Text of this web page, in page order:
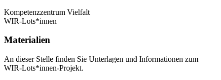
Kompetenzzentrum Vielfalt
WIR-Lots*innen
Materialien
An dieser Stelle finden Sie Unterlagen und Informationen zum
WIR-Lots*innen-Projekt.